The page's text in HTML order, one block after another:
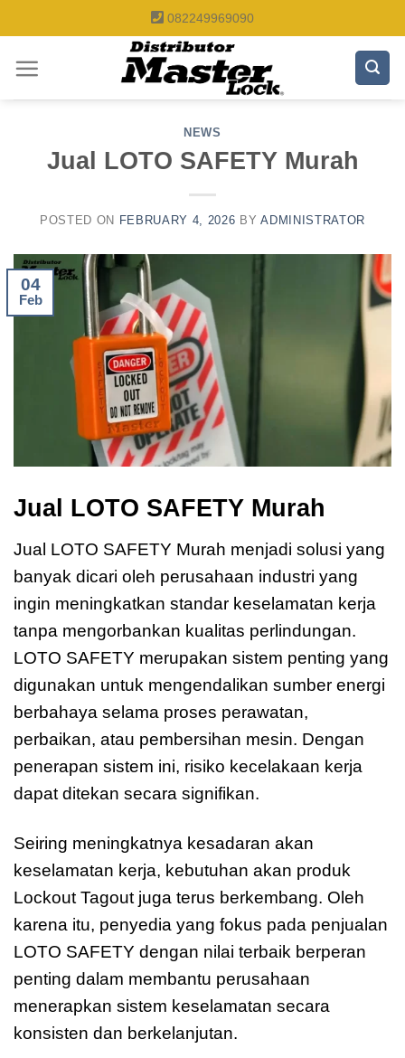
to
content
082249969090
NEWS
Jual LOTO SAFETY Murah
POSTED ON FEBRUARY 4, 2026 BYADMINISTRATOR
04
Feb
Jual LOTO SAFETY Murah
Jual LOTO SAFETY Murah menjadi solusi yang
banyak dicari oleh perusahaan industri yang
ingin meningkatkan standar keselamatan kerja
tanpa mengorbankan kualitas perlindungan.
LOTO SAFETY merupakan sistem penting yang
digunakan untuk mengendalikan sumber energi
berbahaya selama proses perawatan,
perbaikan, atau pembersihan mesin. Dengan
penerapan sistem ini, risiko kecelakaan kerja
dapat ditekan secara signifikan.
Seiring meningkatnya kesadaran akan
keselamatan kerja, kebutuhan akan produk
Lockout Tagout juga terus berkembang. Oleh
karena itu, penyedia yang fokus pada penjualan
LOTO SAFETY dengan nilai terbaik berperan
penting dalam membantu perusahaan
menerapkan sistem keselamatan secara
konsisten dan berkelanjutan.